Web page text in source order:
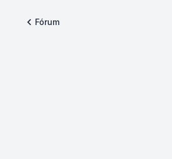
Fórum